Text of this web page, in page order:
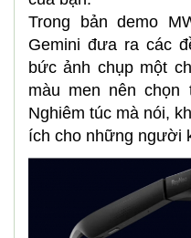
Trong bản demo
Gemini đưa ra các
bức ảnh chụp một
màu men nên chọn
Nghiêm túc mà nói,
ích cho những người